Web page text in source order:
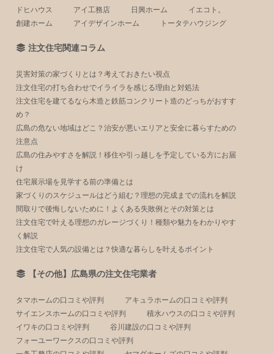
ドヒハウス アイ工務店 日興ホーム
イエコト。
創建ホーム
アイデザインホーム トータテハウジング
注文住宅関連コラム
災害対策の家づくりとは？考えておきたい視点
注文住宅の打ち合わせでイライラを感じる理由と対処法
注文住宅を建てるなら木造と鉄筋コンクリート造のどっちがおすす
め？
広島の危ない地域はどこ？治安が悪いエリアと安全に暮らすための
注意点
広島の住みやすさを解説！移住や引っ越しを予定している方にお届
け
住宅展示場を見学する前の準備とは
家づくりのスケジュールはどう組む？理想の完成までの流れを解説
間取りで後悔しないために！よくある失敗例とその対策とは
注文住宅で叶える理想のガレージづくり！種類や魅力をわかりやす
く解説
注文住宅で人気の設備とは？快適な暮らしを叶えるポイント
【その他】広島県の注文住宅業者
タマホームの口コミや評判
アキュラホームの口コミや評判
サイエンスホームの口コミや評判
積水ハウスの口コミや評判
イワキの口コミや評判
谷川建設の口コミや評判
フォーユーワークスの口コミや評判